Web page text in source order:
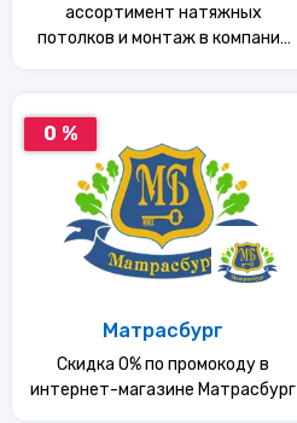
ассортимент натяжных
потолков и монтаж в компании
0 %
Матрасбург
Скидка 0% по промокоду в
интернет-магазине Матрасбург